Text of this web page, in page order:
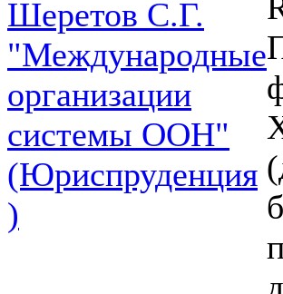
Шеретов С.Г.
"Международные
организации
системы ООН"
(Юриспруденция
)